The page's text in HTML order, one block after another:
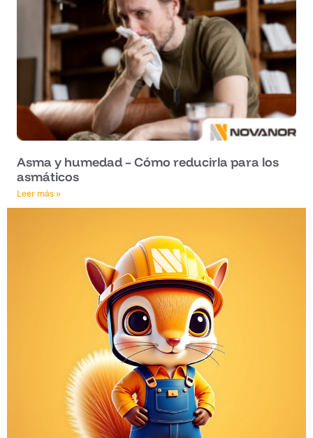
Asma y humedad – Cómo reducirla para los
asmáticos
Leer más »